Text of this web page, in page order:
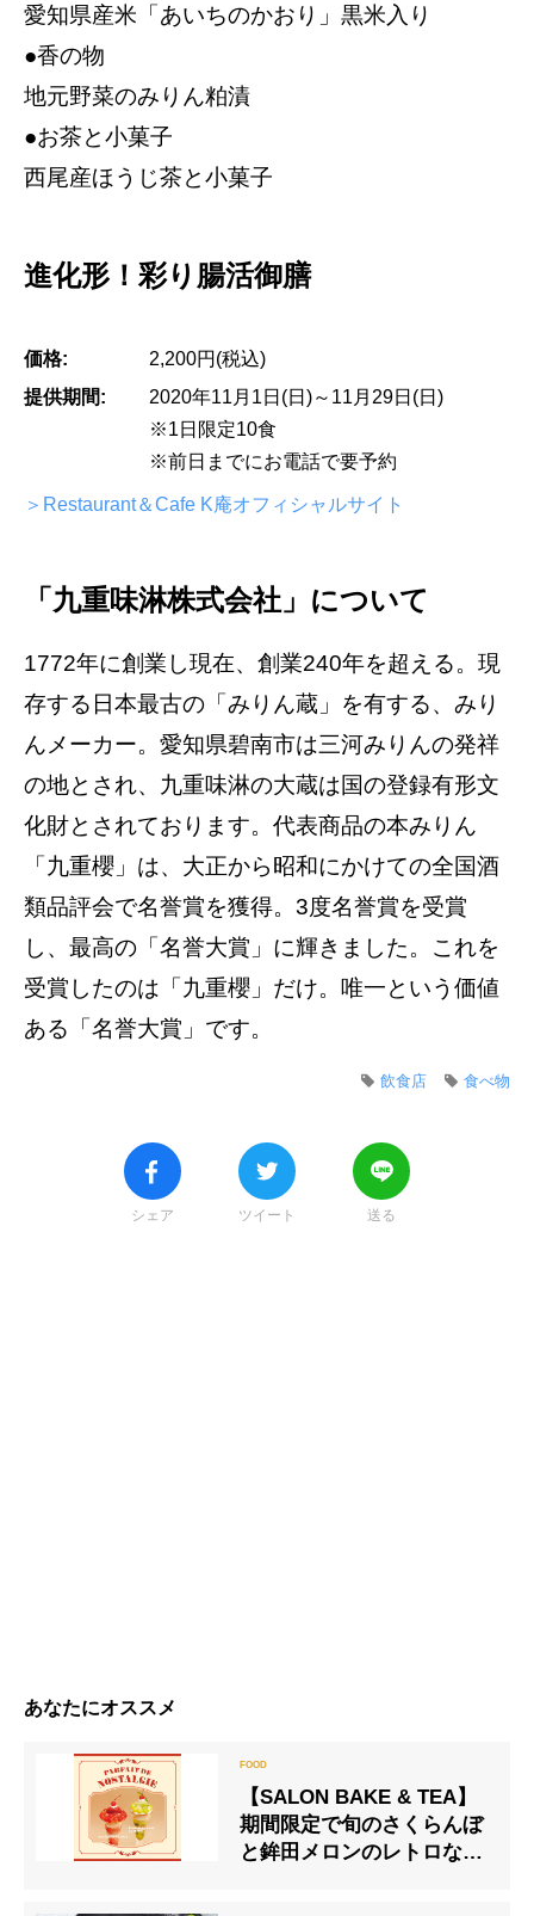
愛知県産米「あいちのかおり」黒米入り
●香の物
地元野菜のみりん粕漬
●お茶と小菓子
西尾産ほうじ茶と小菓子
進化形！彩り腸活御膳
価格:
2,200円(税込)
提供期間:
2020年11月1日(日)～11月29日(日)
※1日限定10食
※前日までにお電話で要予約
＞Restaurant＆Cafe K庵オフィシャルサイト
「九重味淋株式会社」について
1772年に創業し現在、創業240年を超える。現
存する日本最古の「みりん蔵」を有する、みり
んメーカー。愛知県碧南市は三河みりんの発祥
の地とされ、九重味淋の大蔵は国の登録有形文
化財とされております。代表商品の本みりん
「九重櫻」は、大正から昭和にかけての全国酒
類品評会で名誉賞を獲得。3度名誉賞を受賞
し、最高の「名誉大賞」に輝きました。これを
受賞したのは「九重櫻」だけ。唯一という価値
ある「名誉大賞」です。
食べ物
飲食店
シェア ツイート 送る
あなたにオススメ
【SALON BAKE & TEA】
期間限定で旬のさくらんぼ
と鉾田メロンのレトロなパ